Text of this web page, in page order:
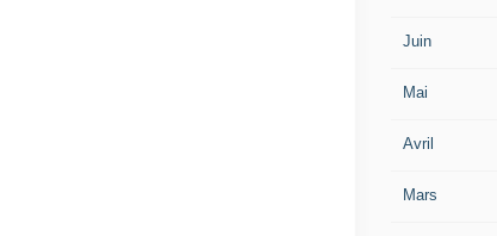
Juin
Mai
Avril
Mars